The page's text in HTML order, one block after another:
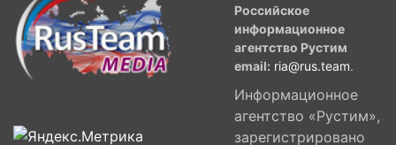
Российское
информационное
агентство Рустим
email: ria@rus.team.
Информационное
агентство «Рустим»,
зарегистрировано